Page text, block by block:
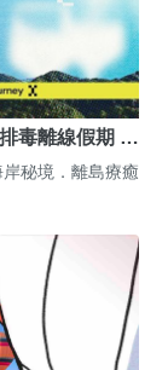
毒離線假期 …
秘境．離島療癒